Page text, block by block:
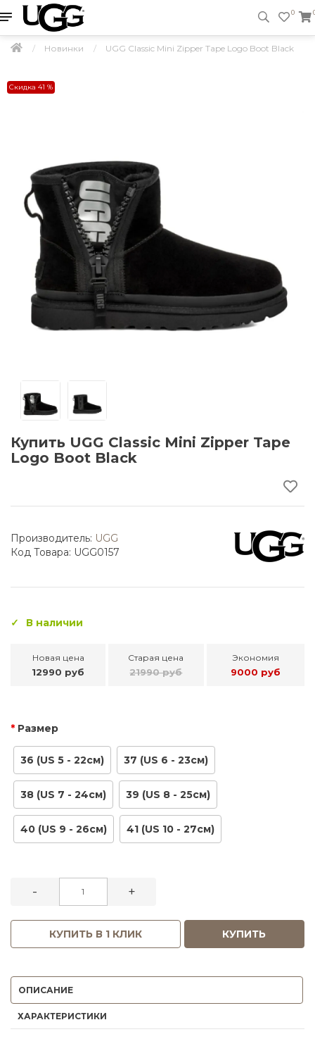
0
Новинки UGG Classic Mini Zipper Tape Logo Boot Black
Скидка 41 %
Купить UGG Classic Mini Zipper Tape
Logo Boot Black
Производитель: UGG
Код Товара: UGG0157
В наличии
Новая цена
12990 руб
Старая цена
21990 руб
Экономия
9000 руб
Размер
36 (US 5 - 22см) 37 (US 6 - 23см)
38 (US 7 - 24см) 39 (US 8 - 25см)
40 (US 9 - 26см) 41 (US 10 - 27см)
- +
КУПИТЬ В 1 КЛИК КУПИТЬ
ОПИСАНИЕ
ХАРАКТЕРИСТИКИ